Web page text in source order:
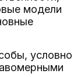
модели
условно